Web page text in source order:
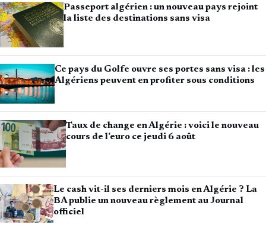
Passeport algérien : un nouveau pays rejoint
la liste des destinations sans visa
Ce pays du Golfe ouvre ses portes sans visa : les
Algériens peuvent en profiter sous conditions
Taux de change en Algérie : voici le nouveau
cours de l’euro ce jeudi 6 août
Le cash vit-il ses derniers mois en Algérie ? La
BA publie un nouveau règlement au Journal
officiel